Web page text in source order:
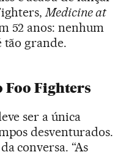
Medicine at
52 anos: nenhum
tão grande.
Fighters
ser a única
desventurados.
conversa. “As